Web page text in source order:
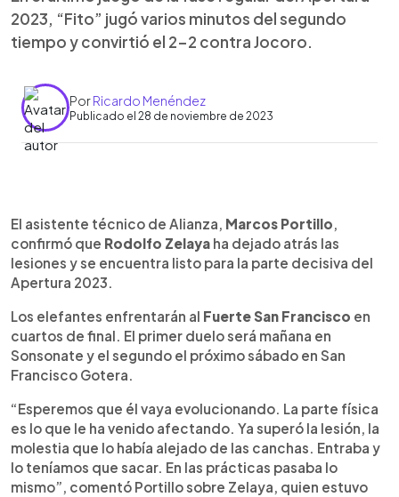
2023, “Fito” jugó varios minutos del segundo
tiempo y convirtió el 2-2 contra Jocoro.
PorRicardo Menéndez
Publicado el 28 de noviembre de 2023
► Escuchar artículo
El asistente técnico de Alianza, Marcos Portillo,
confirmó que Rodolfo Zelaya ha dejado atrás las
lesiones y se encuentra listo para la parte decisiva del
Apertura 2023.
Los elefantes enfrentarán al Fuerte San Francisco en
cuartos de final. El primer duelo será mañana en
Sonsonate y el segundo el próximo sábado en San
Francisco Gotera.
“Esperemos que él vaya evolucionando. La parte física
es lo que le ha venido afectando. Ya superó la lesión, la
molestia que lo había alejado de las canchas. Entraba y
lo teníamos que sacar. En las prácticas pasaba lo
mismo”, comentó Portillo sobre Zelaya, quien estuvo